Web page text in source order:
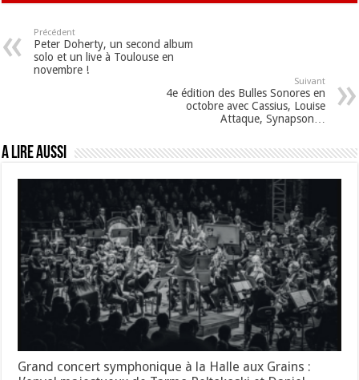
Précédent
Peter Doherty, un second album
solo et un live à Toulouse en
novembre !
Suivant
4e édition des Bulles Sonores en
octobre avec Cassius, Louise
Attaque, Synapson…
A lire aussi
Grand concert symphonique à la Halle aux Grains :